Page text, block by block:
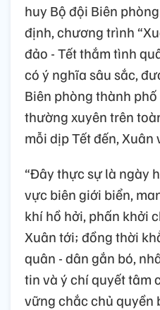
huy Bộ đội Biên
định, chương trình
đảo - Tết thắm tình
có ý nghĩa sâu sắc,
Biên phòng thành
thường xuyên trên
mỗi dịp Tết đến, Xuân
“Đây thực sự là ngày
vực biên giới biển,
khí hồ hởi, phấn khởi
Xuân tới; đồng thời
quân - dân gắn bó,
tin và ý chí quyết tâm
vững chắc chủ quyền